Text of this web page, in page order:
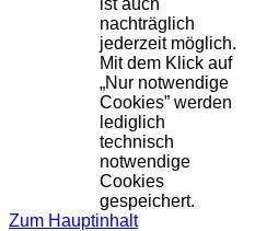
ist auch
nachträglich
jederzeit möglich.
Mit dem Klick auf
„Nur notwendige
Cookies” werden
lediglich
technisch
notwendige
Cookies
gespeichert.
Zum Hauptinhalt